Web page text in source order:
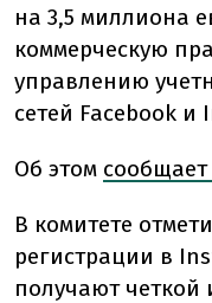
на 3,5 миллиона
коммерческую
управлению
сетей Facebook и
Об этом сообщает
В комитете
регистрации в
получают